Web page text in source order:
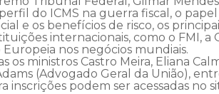
do ICMS na guerra fiscal, o
e os benefícios de risco, os
internacionais, como o FMI, a
nos negócios mundiais.
os ministros Castro Meira, Eliana
(Advogado Geral da União),
podem ser acessadas no